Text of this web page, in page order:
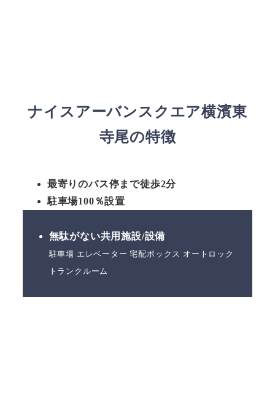
ナイスアーバンスクエア横濱東
寺尾の特徴
最寄りのバス停まで徒歩2分
駐車場100％設置
無駄がない共用施設/設備
駐車場 エレベーター 宅配ボックス オートロック
トランクルーム